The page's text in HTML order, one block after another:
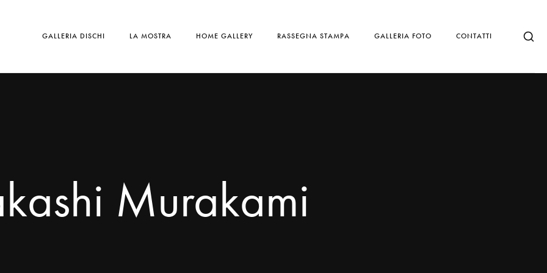
GALLERIA DISCHI LA MOSTRA HOME GALLERY RASSEGNA STAMPA GALLERIA FOTO CONTATTI
Murakami